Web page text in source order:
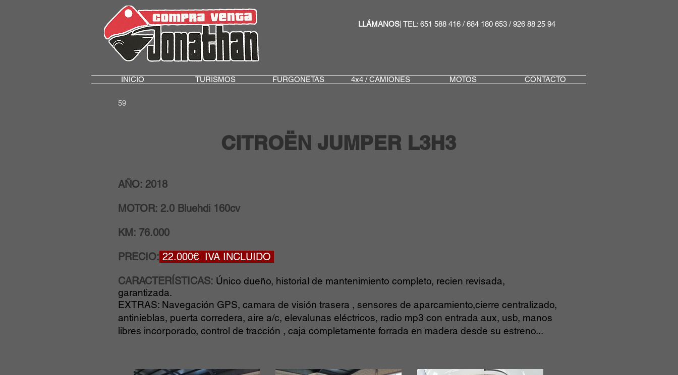
LLÁMANOS | TEL: 651 588 416 / 684 180 653 / 926 88 25 94
INICIO TURISMOS FURGONETAS 4x4 / CAMIONES MOTOS CONTACTO
59
CITROËN JUMPER L3H3
AÑO: 2018
MOTOR: 2.0 Bluehdi 160cv
KM: 76.000
PRECIO: 22.000€ IVA INCLUIDO
CARACTERÍSTICAS: Único dueño, historial de mantenimiento completo, recien revisada,
garantizada.
EXTRAS: Navegación GPS, camara de visión trasera , sensores de aparcamiento,cierre centralizado,
antinieblas, puerta corredera, aire a/c, elevalunas eléctricos, radio mp3 con entrada aux, usb, manos
libres incorporado, control de tracción , caja completamente forrada en madera desde su estreno...